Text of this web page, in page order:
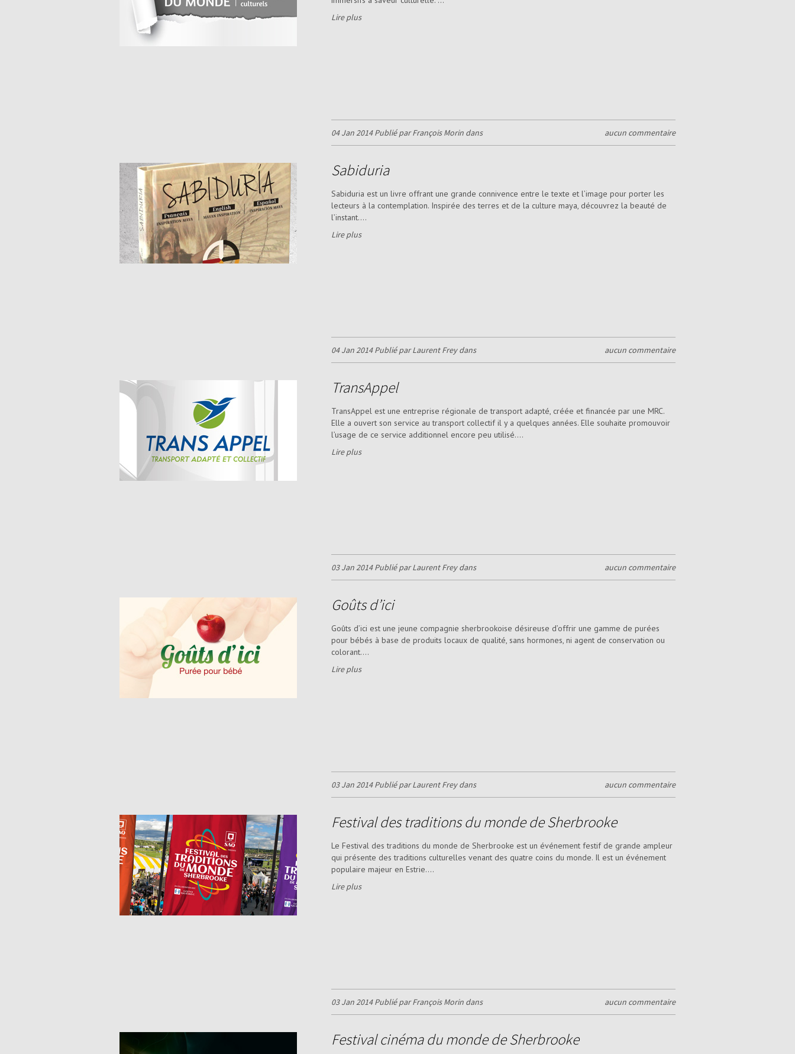
Lire plus
04 Jan 2014 Publié par François Morin dans aucun commentaire
Sabiduria
Sabiduria est un livre offrant une grande connivence entre le texte et l’image pour porter les
lecteurs à la contemplation. Inspirée des terres et de la culture maya, découvrez la beauté de
l’instant....
Lire plus
04 Jan 2014 Publié par Laurent Frey dans aucun commentaire
TransAppel
TransAppel est une entreprise régionale de transport adapté, créée et financée par une MRC.
Elle a ouvert son service au transport collectif il y a quelques années. Elle souhaite promouvoir
l’usage de ce service additionnel encore peu utilisé....
Lire plus
03 Jan 2014 Publié par Laurent Frey dans aucun commentaire
Goûts d’ici
Goûts d’ici est une jeune compagnie sherbrookoise désireuse d’offrir une gamme de purées
pour bébés à base de produits locaux de qualité, sans hormones, ni agent de conservation ou
colorant....
Lire plus
03 Jan 2014 Publié par Laurent Frey dans aucun commentaire
Festival des traditions du monde de Sherbrooke
Le Festival des traditions du monde de Sherbrooke est un événement festif de grande ampleur
qui présente des traditions culturelles venant des quatre coins du monde. Il est un événement
populaire majeur en Estrie....
Lire plus
03 Jan 2014 Publié par François Morin dans aucun commentaire
Festival cinéma du monde de Sherbrooke